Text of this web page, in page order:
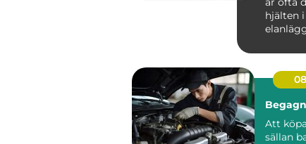
hjälten
Att
sällan